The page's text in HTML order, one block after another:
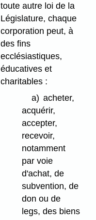
toute autre loi de la
Législature, chaque
corporation peut, à
des fins
ecclésiastiques,
éducatives et
charitables :
a) acheter,
acquérir,
accepter,
recevoir,
notamment
par voie
d'achat, de
subvention, de
don ou de
legs, des biens